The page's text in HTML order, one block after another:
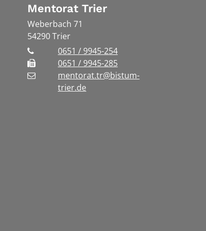
Mentorat Trier
Weberbach 71
54290Trier
0651 / 9945-254
0651 / 9945-285
mentorat.tr@bistum-
trier.de